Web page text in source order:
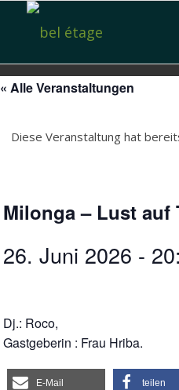
« Alle Veranstaltungen
Diese Veranstaltung hat
Milonga – Lust auf
26. Juni 2026 -
Dj.: Roco,
Gastgeberin : Frau Hriba.
E-Mail teilen